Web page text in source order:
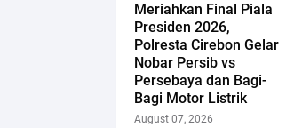
Meriahkan Final Piala
Presiden 2026,
Polresta Cirebon Gelar
Nobar Persib vs
Persebaya dan Bagi-
Bagi Motor Listrik
August 07, 2026